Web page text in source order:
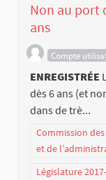
Non au port
ans
Compte
ENREGISTRÉE
dès 6 ans (et
dans de trè...
Commission
et de
Législature